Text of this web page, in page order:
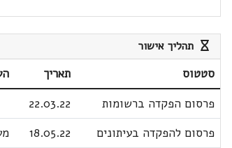
תהליך אישור
סטטוס תאריך
פרסום הפקדה ברשומות
22.03.22
פרסום להפקדה בעיתונים
18.05.22